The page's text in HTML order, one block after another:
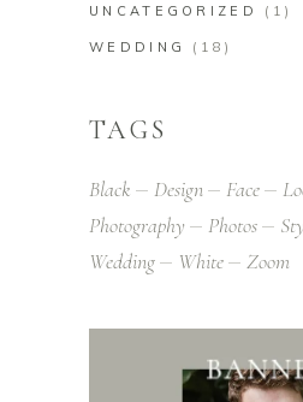
UNCATEGORIZED (1)
WEDDING (18)
TAGS
Black Design Face
Photography
Photos
Wedding
White Zoom